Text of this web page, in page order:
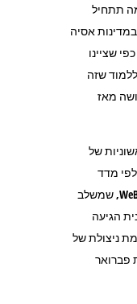
תתחיל
אסיה
שציינו
שזה
מאז
של
מדד
WeBank China Economic Recovery Index, שמשלב
הגיעה
ניצולת של
פברואר